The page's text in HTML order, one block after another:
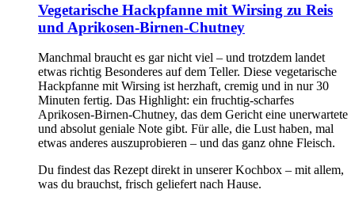
Vegetarische Hackpfanne mit Wirsing zu Reis
und Aprikosen-Birnen-Chutney
Manchmal braucht es gar nicht viel – und trotzdem landet
etwas richtig Besonderes auf dem Teller. Diese vegetarische
Hackpfanne mit Wirsing ist herzhaft, cremig und in nur 30
Minuten fertig. Das Highlight: ein fruchtig-scharfes
Aprikosen-Birnen-Chutney, das dem Gericht eine unerwartete
und absolut geniale Note gibt. Für alle, die Lust haben, mal
etwas anderes auszuprobieren – und das ganz ohne Fleisch.
Du findest das Rezept direkt in unserer Kochbox – mit allem,
was du brauchst, frisch geliefert nach Hause.